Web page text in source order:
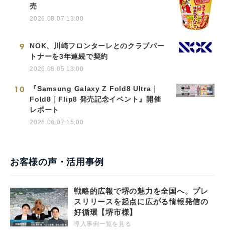
売
2026.08.07 13:00
9
NOK、川崎フロンターレとのクラブパー
トナーを3年連続で契約
2026.08.05 13:00
10
『Samsung Galaxy Z Fold8 Ultra｜
Fold8｜Flip8 発売記念イベント』開催
レポート
2026.08.07 15:00
お客様の声・活用事例
戦略的広報で堺の魅力を全国へ。プレ
スリリースを起点に広がる情報発信の
好循環【堺市様】
導入事例一覧を見る